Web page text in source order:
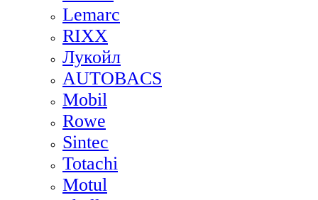
Lemarc
RIXX
Лукойл
AUTOBACS
Mobil
Rowe
Sintec
Totachi
Motul